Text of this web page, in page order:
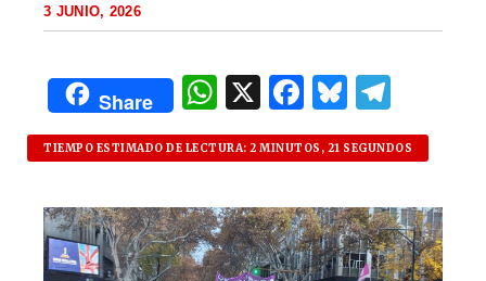
3 JUNIO, 2026
Share
W
h
at
s
A
p
X F
a
c
e
b
o
B
lu
es
k
y
el
e
g
ra
m
TIEMPO ESTIMADO DE LECTURA: 2 MINUTOS, 21 SEGUNDOS